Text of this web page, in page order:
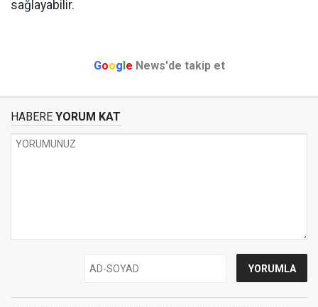
sağlayabilir.
Google News'de takip et
HABERE YORUM KAT